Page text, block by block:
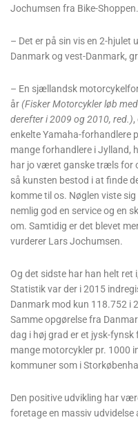
Jochumsen fra Bike-Shoppen.
– Det er på sin vis en 2-hjulet
Danmark og vest-Danmark,
– En sjællandsk
år(Fisker Motorcykler løb
derefter i 2009 og 2010, red.)
enkelte Yamaha-forhandlere
mange forhandlere i Jylland,
har jo været ganske træls for
så kunsten bestod i at finde
komme til os. Nøglen viste
nemlig god en service og en
om. Samtidig er det blevet
vurderer Lars Jochumsen.
Og det sidste har han helt
Statistik var der i 2015
Danmark mod kun 118.752 i
Samme opgørelse fra
dag i høj grad er et jysk-
mange motorcykler pr. 1000
kommuner som i
Den positive udvikling har
foretage en massiv udvidelse